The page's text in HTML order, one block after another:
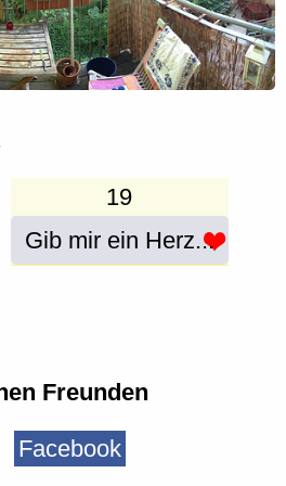
19
Gib mir ein Herz...
Freunden
Facebook